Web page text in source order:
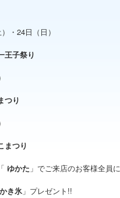
・24日（日）
王子祭り
つり
まつり
ゆかた 」でご来店のお客様全員に
き氷 」プレゼント!!